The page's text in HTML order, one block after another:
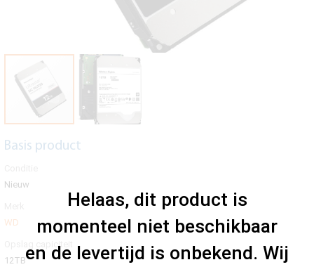
Basis product
Nieuw
WD
Opslag capiciteit
12TB
Helaas, dit product is
momenteel niet beschikbaar
en de levertijd is onbekend. Wij